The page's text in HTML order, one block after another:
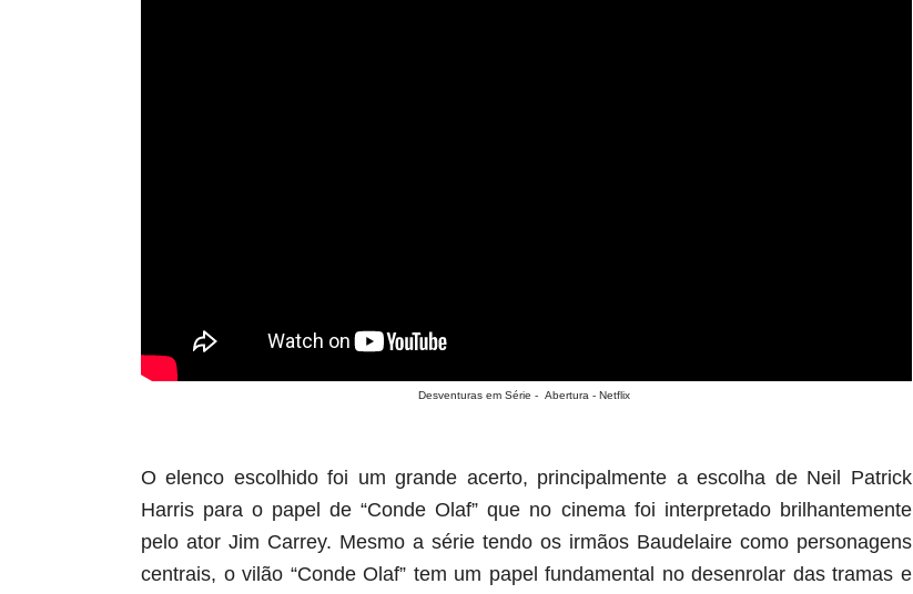
Desventuras em Série - Abertura - Netflix
O elenco escolhido foi um grande acerto, principalmente a escolha de Neil Patrick
Harris para o papel de “Conde Olaf” que no cinema foi interpretado brilhantemente
pelo ator Jim Carrey. Mesmo a série tendo os irmãos Baudelaire como personagens
centrais, o vilão “Conde Olaf” tem um papel fundamental no desenrolar das tramas e